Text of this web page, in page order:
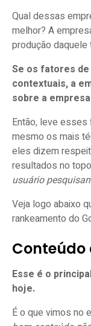
Qual dessas
melhor? A
produção
Se os fatores
contextuais, a
sobre a
Então, leve
mesmo os mais
eles dizem
resultados no
usuário
Veja logo abaixo
rankeamento do
Esse é o
hoje.
É o que vimos no